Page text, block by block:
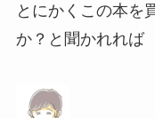
とにかくこの本を
か？と聞かれれば